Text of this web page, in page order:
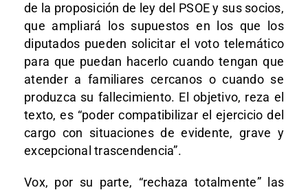
de la proposición de ley del PSOE y sus socios,
que ampliará los supuestos en los que los
diputados pueden solicitar el voto telemático
para que puedan hacerlo cuando tengan que
atender a familiares cercanos o cuando se
produzca su fallecimiento. El objetivo, reza el
texto, es “poder compatibilizar el ejercicio del
cargo con situaciones de evidente, grave y
excepcional trascendencia”.
Vox, por su parte, “rechaza totalmente” las